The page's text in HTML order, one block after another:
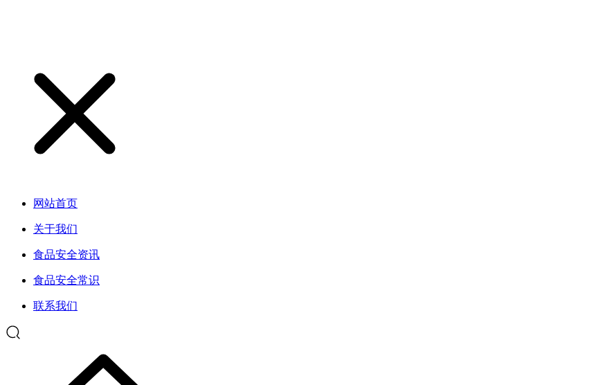
网站首页
关于我们
食品安全资讯
食品安全常识
联系我们